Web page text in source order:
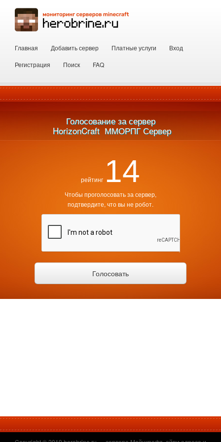
Главная Добавить сервер Платные услуги
Вход
Регистрация
Поиск FAQ
Голосование за сервер
HorizonCraft  ММОРПГ Сервер
рейтинг 14
Чтобы проголосовать за сервер,
подтвердите, что вы не робот.